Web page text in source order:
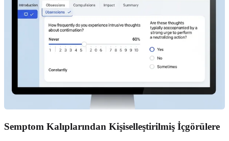
Semptom Kalıplarından Kişiselleştirilmiş İçgörülere